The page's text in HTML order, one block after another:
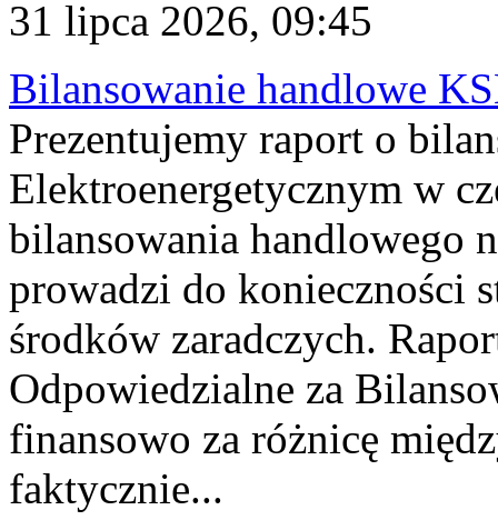
31 lipca 2026, 09:45
Bilansowanie handlowe
Prezentujemy raport o
Elektroenergetycznym w
bilansowania handlowego
prowadzi do konieczności
środków zaradczych.
Odpowiedzialne za
finansowo za różnicę
faktycznie...